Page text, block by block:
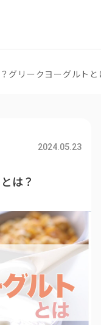
グリークヨーグルトと
2024.05.23
は？